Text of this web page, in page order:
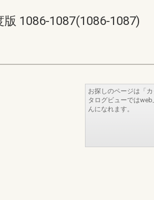
1086-1087(1086-1087)
お探しのページは「
タログビューでは
んになれます。